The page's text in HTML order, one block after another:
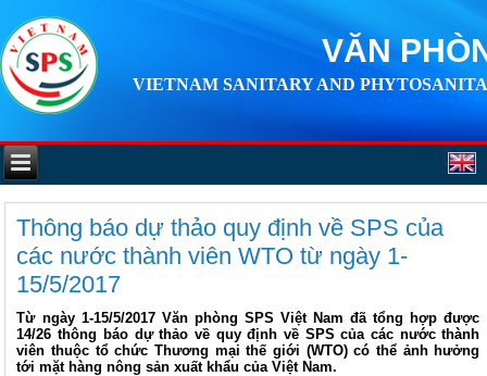
VĂN
VIETNAM SANITARY AND
Thông báo dự thảo quy định về SPS của
các nước thành viên WTO từ ngày 1-
15/5/2017
Từ ngày 1-15/5/2017 Văn phòng SPS Việt Nam đã tổng hợp được
14/26 thông báo dự thảo về quy định về SPS của các nước thành
viên thuộc tổ chức Thương mại thế giới (WTO) có thể ảnh hưởng
tới mặt hàng nông sản xuất khẩu của Việt Nam.